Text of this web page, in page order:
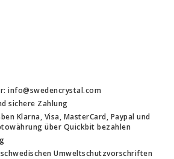
info@swedencrystal.com
sichere Zahlung
Klarna, Visa, MasterCard, Paypal und
über Quickbit bezahlen
Umweltschutzvorschriften